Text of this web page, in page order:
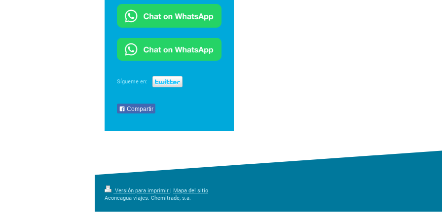
Sígueme en:
Compartir
Versión para imprimir | Mapa del sitio
Aconcagua viajes. Chemitrade, s.a.